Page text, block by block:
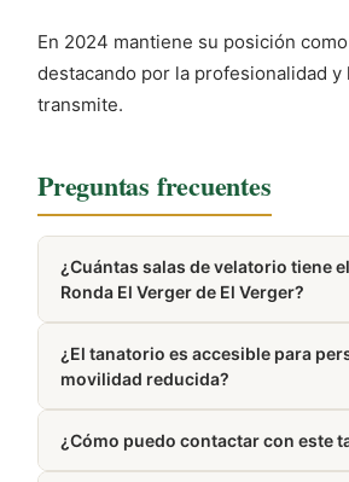
En 2024 mantiene su posición
destacando por la profesionalidad y
transmite.
Preguntas frecuentes
¿Cuántas salas de velatorio tiene
Ronda El Verger de El Verger?
¿El tanatorio es accesible para
movilidad reducida?
accesos adaptados, rampas y
garantizar la comodidad de todos
¿Cómo puedo contactar con este